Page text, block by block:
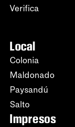
Verifica
Local
Colonia
Maldonado
Paysandú
Salto
Impresos